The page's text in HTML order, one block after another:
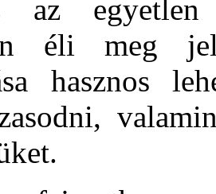
az
éli meg
hasznos